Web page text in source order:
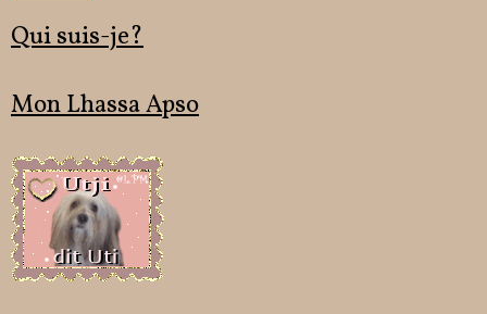
Qui suis-je?
Mon Lhassa Apso